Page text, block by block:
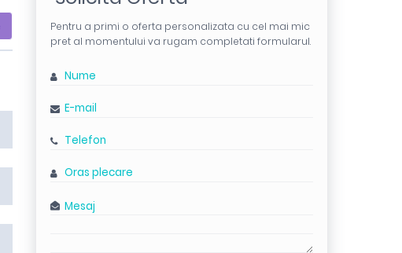
Pentru a primi o oferta personalizata cu cel mai mic
pret al momentului va rugam completati formularul.